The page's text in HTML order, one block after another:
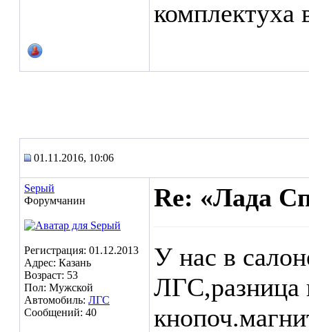
комплектуха
01.11.2016, 10:06
Seрый
Форумчанин
Регистрация: 01.12.2013
Адрес: Казань
Возраст: 53
Пол: Мужской
Автомобиль: ЛГС
Сообщений: 40
Re: «Лада
У нас в
ЛГС,разница